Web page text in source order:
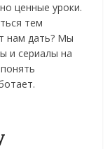
ценные уроки.
тем
нам дать? Мы
и сериалы на